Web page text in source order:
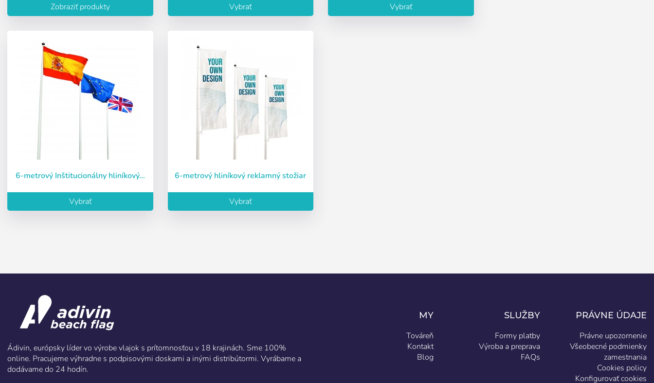
Zapamätať si heslo: Áno Nie
Obnoviť heslo
Slovenija
Slovenčina (Slovak)
Zobraziť produkty
Vybrať Vybrať
6-metrový Inštitucionálny hliníkový...
Vybrať
6-metrový hliníkový reklamný stožiar
Vybrať
Ádivin, európsky líder vo výrobe vlajok s prítomnosťou v 18 krajinách. Sme 100%
online. Pracujeme výhradne s podpisovými doskami a inými distribútormi. Vyrábame a
dodávame do 24 hodín.
MY
Továreň
Kontakt
Blog
SLUŽBY
Formy platby
Výroba a preprava
FAQs
PRÁVNE ÚDAJE
Právne upozornenie
Všeobecné podmienky
zamestnania
Cookies policy
Konfigurovať cookies